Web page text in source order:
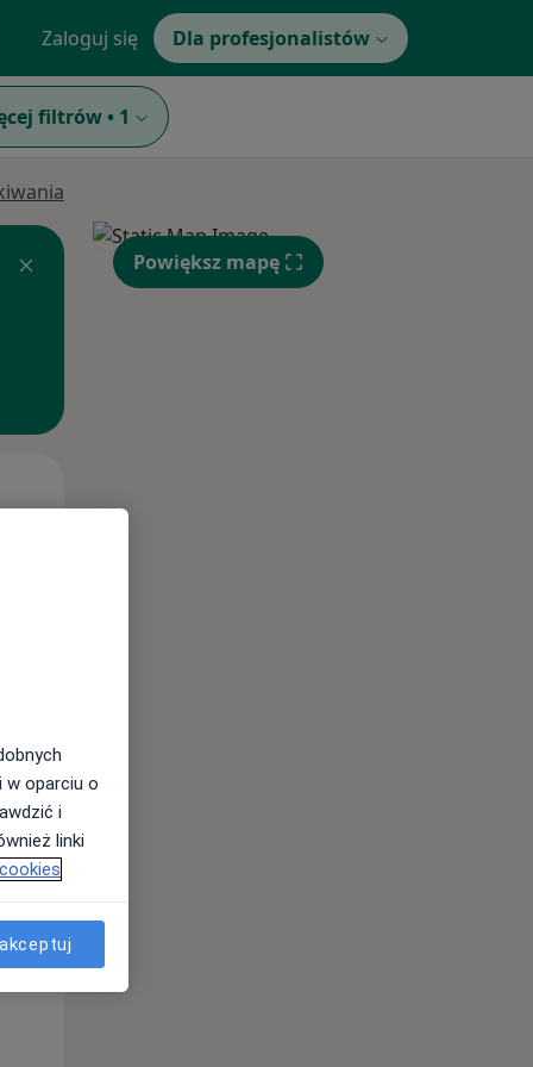
Zaloguj się Dla profesjonalistów
filtrów • 1
13 Sie
Czw,
13 Sie
Powiększ mapę
w oparciu o
i
linki